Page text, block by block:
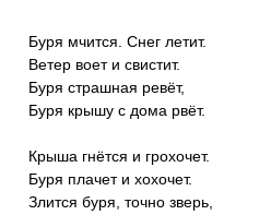
Буря мчится. Снег летит.
Ветер воет и свистит.
Буря страшная ревёт,
Буря крышу с дома рвёт.
Крыша гнётся и грохочет.
Буря плачет и хохочет.
Злится буря, точно зверь,